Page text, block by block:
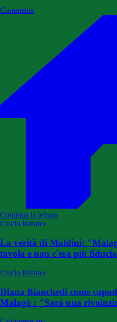
Commenta
Continua la lettura
Calcio Italiano
La verità di Maldini:
tavola e non c'era più
Calcio Italiano
Diana Bianchedi come
Malagò : "Sarà una